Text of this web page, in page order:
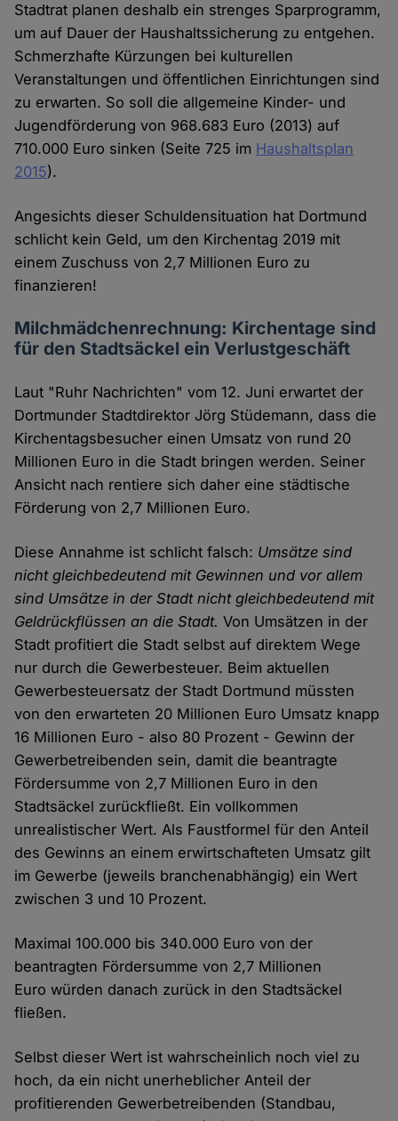
Stadtrat planen deshalb ein strenges Sparprogramm,
um auf Dauer der Haushaltssicherung zu entgehen.
Schmerzhafte Kürzungen bei kulturellen
Veranstaltungen und öffentlichen Einrichtungen sind
zu erwarten. So soll die allgemeine Kinder- und
Jugendförderung von 968.683 Euro (2013) auf
710.000 Euro sinken (Seite 725 im Haushaltsplan
2015).
Angesichts dieser Schuldensituation hat Dortmund
schlicht kein Geld, um den Kirchentag 2019 mit
einem Zuschuss von 2,7 Millionen Euro zu
finanzieren!
Milchmädchenrechnung: Kirchentage sind
für den Stadtsäckel ein Verlustgeschäft
Laut "Ruhr Nachrichten" vom 12. Juni erwartet der
Dortmunder Stadtdirektor Jörg Stüdemann, dass die
Kirchentagsbesucher einen Umsatz von rund 20
Millionen Euro in die Stadt bringen werden. Seiner
Ansicht nach rentiere sich daher eine städtische
Förderung von 2,7 Millionen Euro.
Diese Annahme ist schlicht falsch: Umsätze sind
nicht gleichbedeutend mit Gewinnen und vor allem
sind Umsätze in der Stadt nicht gleichbedeutend mit
Geldrückflüssen an die Stadt. Von Umsätzen in der
Stadt profitiert die Stadt selbst auf direktem Wege
nur durch die Gewerbesteuer. Beim aktuellen
Gewerbesteuersatz der Stadt Dortmund müssten
von den erwarteten 20 Millionen Euro Umsatz knapp
16 Millionen Euro - also 80 Prozent - Gewinn der
Gewerbetreibenden sein, damit die beantragte
Fördersumme von 2,7 Millionen Euro in den
Stadtsäckel zurückfließt. Ein vollkommen
unrealistischer Wert. Als Faustformel für den Anteil
des Gewinns an einem erwirtschafteten Umsatz gilt
im Gewerbe (jeweils branchenabhängig) ein Wert
zwischen 3 und 10 Prozent.
Maximal 100.000 bis 340.000 Euro von der
beantragten Fördersumme von 2,7 Millionen
Euro würden danach zurück in den Stadtsäckel
fließen.
Selbst dieser Wert ist wahrscheinlich noch viel zu
hoch, da ein nicht unerheblicher Anteil der
profitierenden Gewerbetreibenden (Standbau,